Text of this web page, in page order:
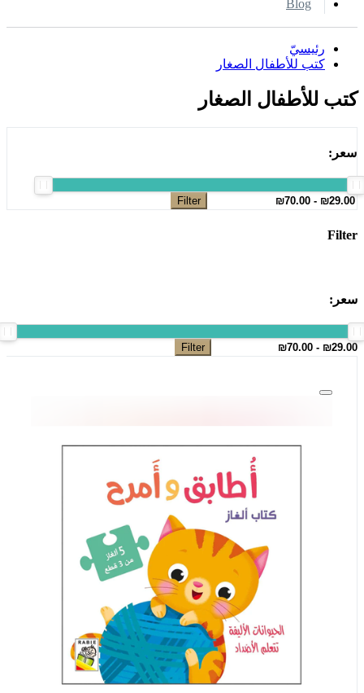
Blog
رئيسيّ
كتب للأطفال الصغار
كتب للأطفال الصغار
سعر:
Filter
Filter
سعر:
Filter